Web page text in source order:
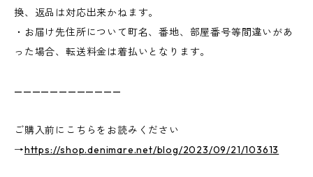
換、返品は対応出来かねます。
・お届け先住所について町名、番地、部屋番号等間違いがあ
った場合、転送料金は着払いとなります。
————————————
ご購入前にこちらをお読みください
→https://shop.denimare.net/blog/2023/09/21/103613